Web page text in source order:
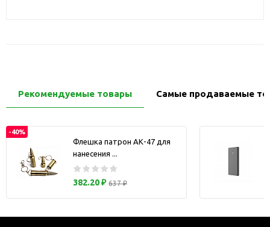
Рекомендуемые товары Самые продаваемые
-40%
Флешка патрон АК-47 для
нанесения ...
382.20 ₽ 637 ₽